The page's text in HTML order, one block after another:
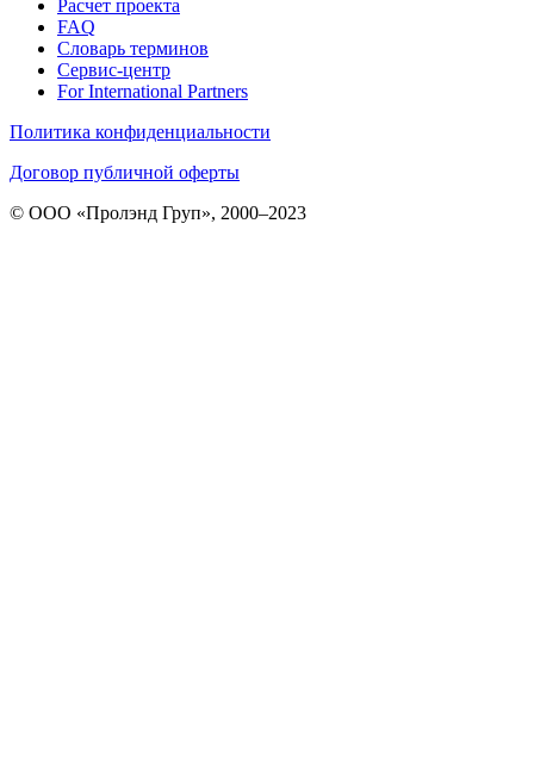
Расчет проекта
FAQ
Словарь терминов
Сервис-центр
For International Partners
Политика конфиденциальности
Договор публичной оферты
© ООО «Пролэнд Груп», 2000–2023